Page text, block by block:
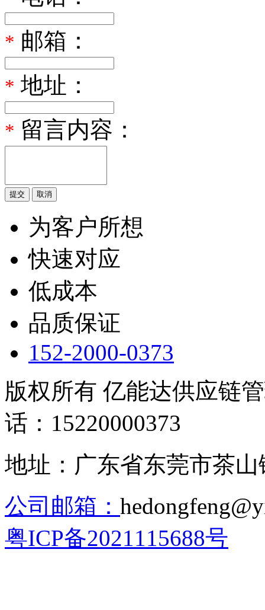
* 邮箱：
* 地址：
* 留言内容：
为客户所想
快速对应
低成本
品质保证
152-2000-0373
版权所有 亿能达供应链
话：15220000373
地址：广东省东莞市茶
公司邮箱：
粤ICP备2021115688号